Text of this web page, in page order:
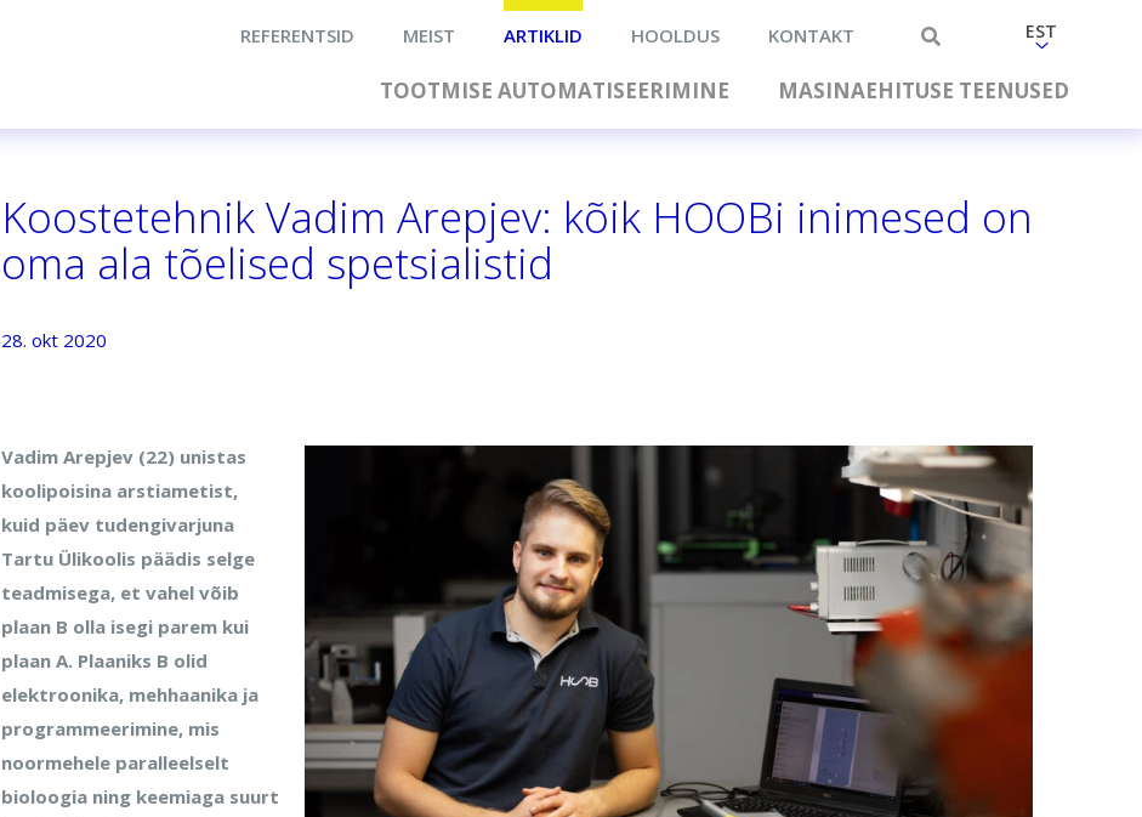
REFERENTSID MEIST ARTIKLID HOOLDUS KONTAKT EST
TOOTMISE AUTOMATISEERIMINE MASINAEHITUSE TEENUSED
Koostetehnik Vadim Arepjev: kõik HOOBi inimesed on
oma ala tõelised spetsialistid
28. okt 2020
Vadim Arepjev (22) unistas
koolipoisina arstiametist,
kuid päev tudengivarjuna
Tartu Ülikoolis päädis selge
teadmisega, et vahel võib
plaan B olla isegi parem kui
plaan A. Plaaniks B olid
elektroonika, mehhaanika ja
programmeerimine, mis
noormehele paralleelselt
bioloogia ning keemiaga suurt